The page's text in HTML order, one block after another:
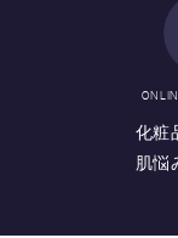
化粧
肌悩